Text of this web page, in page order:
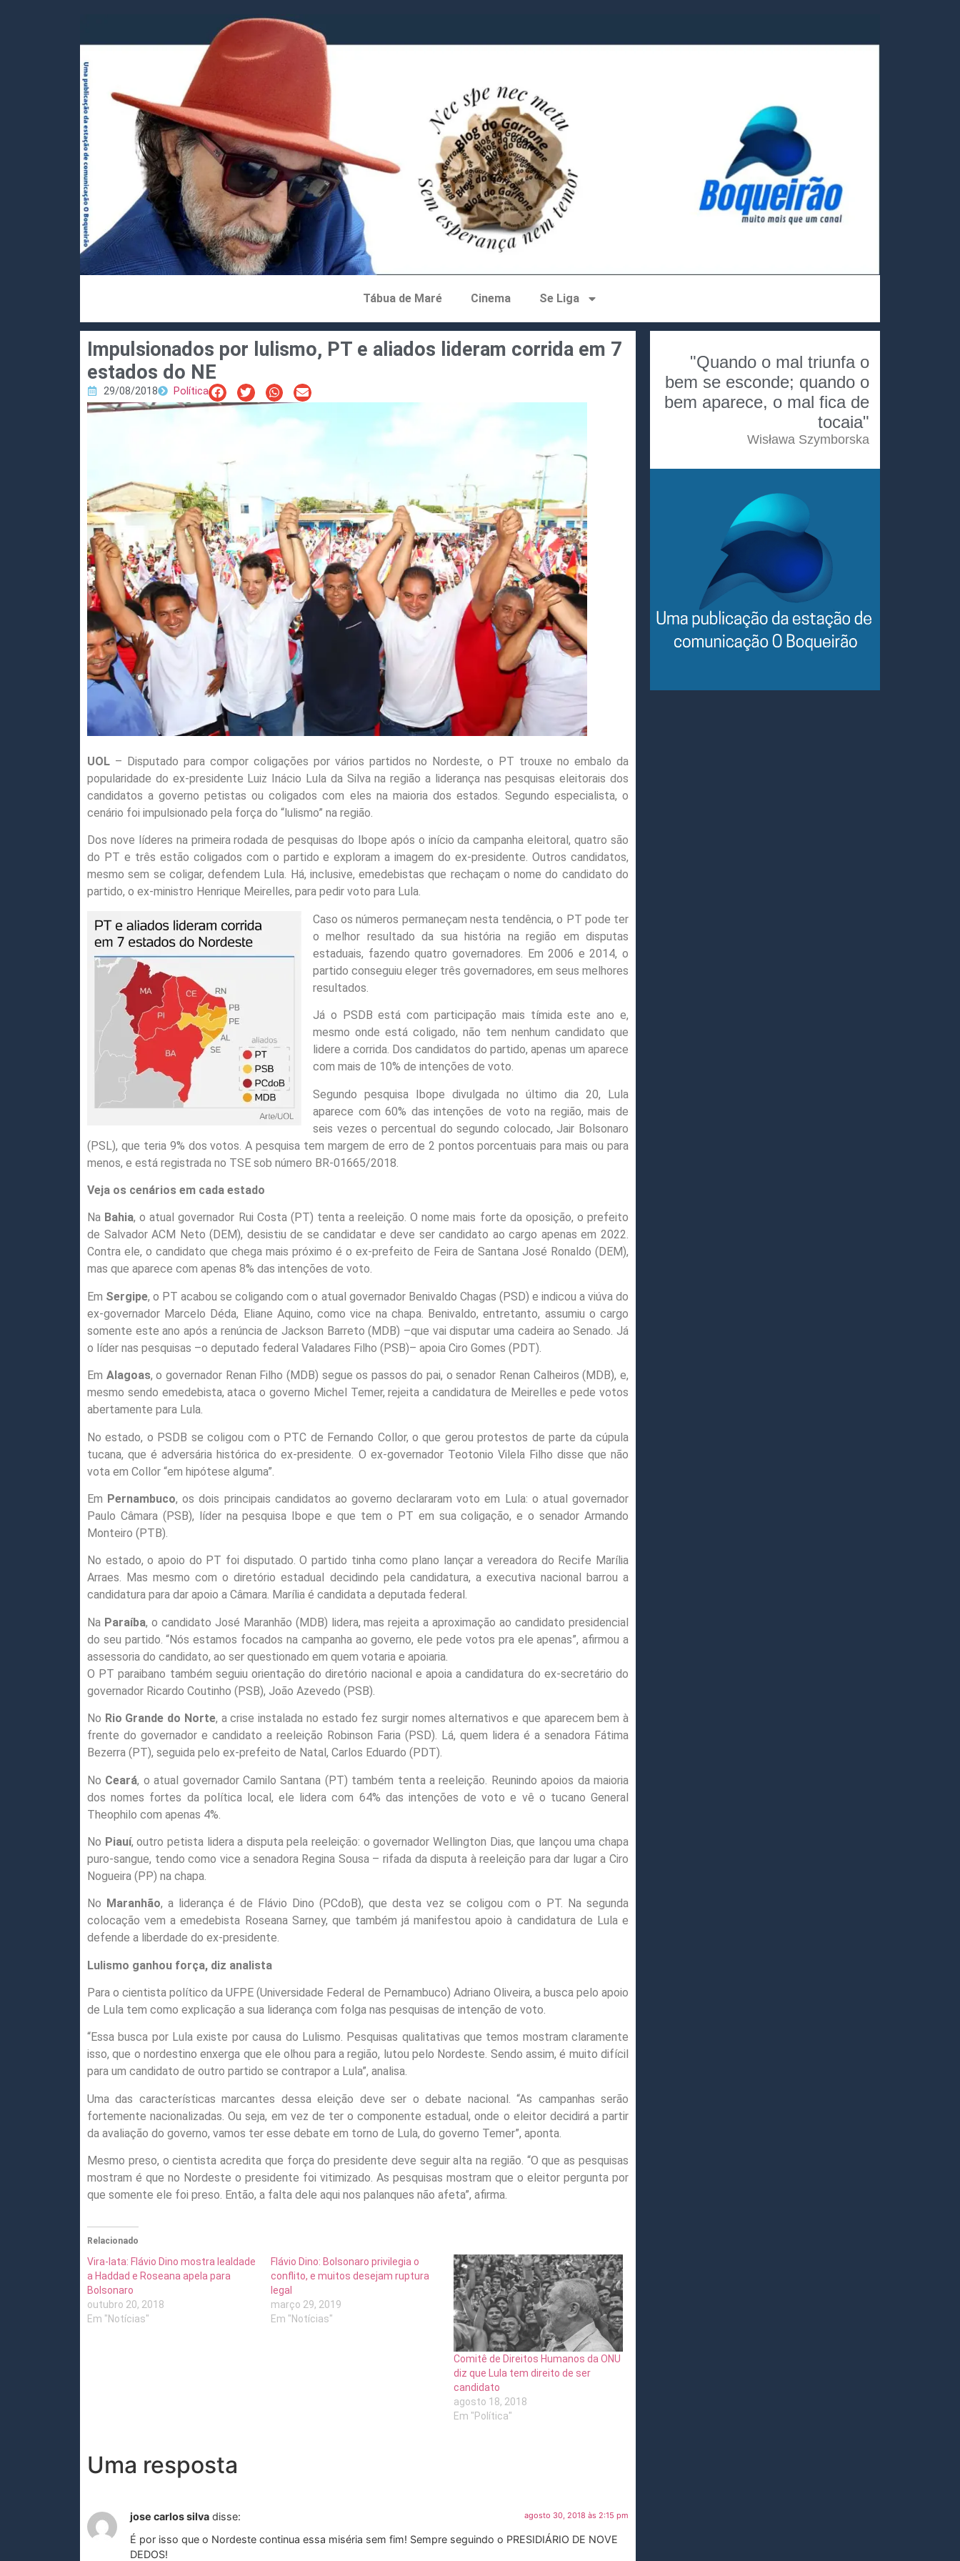
Tábua de Maré Cinema Se Liga
Impulsionados por lulismo, PT e aliados lideram corrida em 7
estados do NE
29/08/2018 Política
UOL – Disputado para compor coligações por vários partidos no Nordeste, o PT trouxe no embalo da
popularidade do ex-presidente Luiz Inácio Lula da Silva na região a liderança nas pesquisas eleitorais dos
candidatos a governo petistas ou coligados com eles na maioria dos estados. Segundo especialista, o
cenário foi impulsionado pela força do “lulismo” na região.
Dos nove líderes na primeira rodada de pesquisas do Ibope após o início da campanha eleitoral, quatro são
do PT e três estão coligados com o partido e exploram a imagem do ex-presidente. Outros candidatos,
mesmo sem se coligar, defendem Lula. Há, inclusive, emedebistas que rechaçam o nome do candidato do
partido, o ex-ministro Henrique Meirelles, para pedir voto para Lula.
Caso os números permaneçam nesta tendência, o PT pode ter
o melhor resultado da sua história na região em disputas
estaduais, fazendo quatro governadores. Em 2006 e 2014, o
partido conseguiu eleger três governadores, em seus melhores
resultados.
Já o PSDB está com participação mais tímida este ano e,
mesmo onde está coligado, não tem nenhum candidato que
lidere a corrida. Dos candidatos do partido, apenas um aparece
com mais de 10% de intenções de voto.
Segundo pesquisa Ibope divulgada no último dia 20, Lula
aparece com 60% das intenções de voto na região, mais de
seis vezes o percentual do segundo colocado, Jair Bolsonaro
(PSL), que teria 9% dos votos. A pesquisa tem margem de erro de 2 pontos porcentuais para mais ou para
menos, e está registrada no TSE sob número BR-01665/2018.
Veja os cenários em cada estado
Na Bahia, o atual governador Rui Costa (PT) tenta a reeleição. O nome mais forte da oposição, o prefeito
de Salvador ACM Neto (DEM), desistiu de se candidatar e deve ser candidato ao cargo apenas em 2022.
Contra ele, o candidato que chega mais próximo é o ex-prefeito de Feira de Santana José Ronaldo (DEM),
mas que aparece com apenas 8% das intenções de voto.
Em Sergipe, o PT acabou se coligando com o atual governador Benivaldo Chagas (PSD) e indicou a viúva do
ex-governador Marcelo Déda, Eliane Aquino, como vice na chapa. Benivaldo, entretanto, assumiu o cargo
somente este ano após a renúncia de Jackson Barreto (MDB) –que vai disputar uma cadeira ao Senado. Já
o líder nas pesquisas –o deputado federal Valadares Filho (PSB)– apoia Ciro Gomes (PDT).
Em Alagoas, o governador Renan Filho (MDB) segue os passos do pai, o senador Renan Calheiros (MDB), e,
mesmo sendo emedebista, ataca o governo Michel Temer, rejeita a candidatura de Meirelles e pede votos
abertamente para Lula.
No estado, o PSDB se coligou com o PTC de Fernando Collor, o que gerou protestos de parte da cúpula
tucana, que é adversária histórica do ex-presidente. O ex-governador Teotonio Vilela Filho disse que não
vota em Collor “em hipótese alguma”.
Em Pernambuco, os dois principais candidatos ao governo declararam voto em Lula: o atual governador
Paulo Câmara (PSB), líder na pesquisa Ibope e que tem o PT em sua coligação, e o senador Armando
Monteiro (PTB).
No estado, o apoio do PT foi disputado. O partido tinha como plano lançar a vereadora do Recife Marília
Arraes. Mas mesmo com o diretório estadual decidindo pela candidatura, a executiva nacional barrou a
candidatura para dar apoio a Câmara. Marília é candidata a deputada federal.
Na Paraíba, o candidato José Maranhão (MDB) lidera, mas rejeita a aproximação ao candidato presidencial
do seu partido. “Nós estamos focados na campanha ao governo, ele pede votos pra ele apenas”, afirmou a
assessoria do candidato, ao ser questionado em quem votaria e apoiaria.
O PT paraibano também seguiu orientação do diretório nacional e apoia a candidatura do ex-secretário do
governador Ricardo Coutinho (PSB), João Azevedo (PSB).
No Rio Grande do Norte, a crise instalada no estado fez surgir nomes alternativos e que aparecem bem à
frente do governador e candidato a reeleição Robinson Faria (PSD). Lá, quem lidera é a senadora Fátima
Bezerra (PT), seguida pelo ex-prefeito de Natal, Carlos Eduardo (PDT).
No Ceará, o atual governador Camilo Santana (PT) também tenta a reeleição. Reunindo apoios da maioria
dos nomes fortes da política local, ele lidera com 64% das intenções de voto e vê o tucano General
Theophilo com apenas 4%.
No Piauí, outro petista lidera a disputa pela reeleição: o governador Wellington Dias, que lançou uma chapa
puro-sangue, tendo como vice a senadora Regina Sousa – rifada da disputa à reeleição para dar lugar a Ciro
Nogueira (PP) na chapa.
No Maranhão, a liderança é de Flávio Dino (PCdoB), que desta vez se coligou com o PT. Na segunda
colocação vem a emedebista Roseana Sarney, que também já manifestou apoio à candidatura de Lula e
defende a liberdade do ex-presidente.
Lulismo ganhou força, diz analista
Para o cientista político da UFPE (Universidade Federal de Pernambuco) Adriano Oliveira, a busca pelo apoio
de Lula tem como explicação a sua liderança com folga nas pesquisas de intenção de voto.
“Essa busca por Lula existe por causa do Lulismo. Pesquisas qualitativas que temos mostram claramente
isso, que o nordestino enxerga que ele olhou para a região, lutou pelo Nordeste. Sendo assim, é muito difícil
para um candidato de outro partido se contrapor a Lula”, analisa.
Uma das características marcantes dessa eleição deve ser o debate nacional. “As campanhas serão
fortemente nacionalizadas. Ou seja, em vez de ter o componente estadual, onde o eleitor decidirá a partir
da avaliação do governo, vamos ter esse debate em torno de Lula, do governo Temer”, aponta.
Mesmo preso, o cientista acredita que força do presidente deve seguir alta na região. “O que as pesquisas
mostram é que no Nordeste o presidente foi vitimizado. As pesquisas mostram que o eleitor pergunta por
que somente ele foi preso. Então, a falta dele aqui nos palanques não afeta”, afirma.
Relacionado
Vira-lata: Flávio Dino mostra lealdade
a Haddad e Roseana apela para
Bolsonaro
outubro 20, 2018
Em "Notícias"
Flávio Dino: Bolsonaro privilegia o
conflito, e muitos desejam ruptura
legal
março 29, 2019
Em "Notícias"
Comitê de Direitos Humanos da ONU
diz que Lula tem direito de ser
candidato
agosto 18, 2018
Em "Política"
Uma resposta
jose carlos silva disse: agosto 30, 2018 às 2:15 pm
É por isso que o Nordeste continua essa miséria sem fim! Sempre seguindo o PRESIDIÁRIO DE NOVE
DEDOS!
"Quando o mal triunfa o
bem se esconde; quando o
bem aparece, o mal fica de
tocaia"
Wisława Szymborska